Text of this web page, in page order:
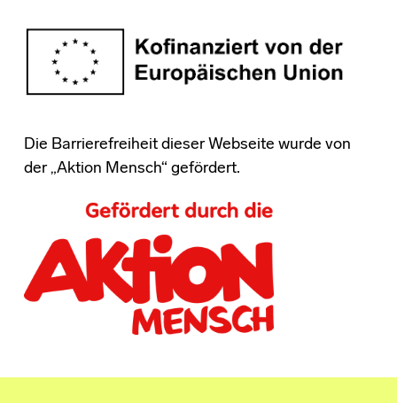
Die Barrierefreiheit dieser Webseite wurde von
der „Aktion Mensch“ gefördert.